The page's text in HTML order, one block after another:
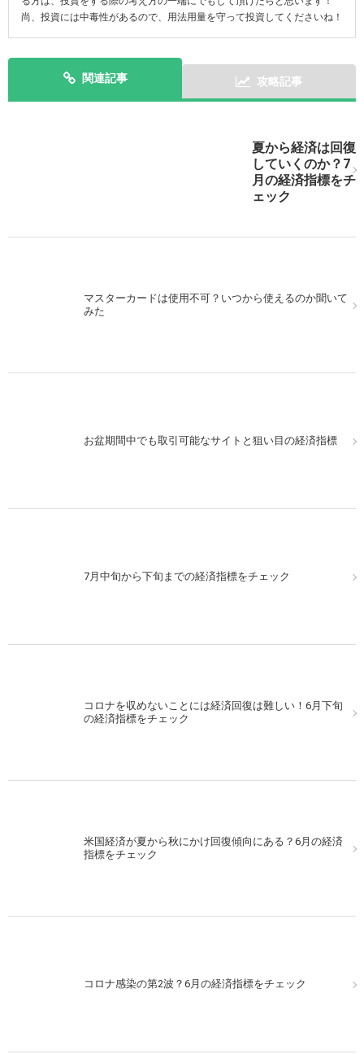
尚、投資には中毒性があるので、用法用量を守って投資してくださいね！
関連記事 攻略記事
夏から経済は回復
していくのか？7
月の経済指標をチ
ェック
マスターカードは使用不可？いつから使えるのか聞いて
みた
お盆期間中でも取引可能なサイトと狙い目の経済指標
7月中旬から下旬までの経済指標をチェック
コロナを収めないことには経済回復は難しい！6月下旬
の経済指標をチェック
米国経済が夏から秋にかけ回復傾向にある？6月の経済
指標をチェック
コロナ感染の第2波？6月の経済指標をチェック